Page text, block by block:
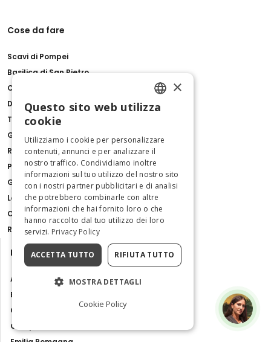
Cose da fare
Scavi di Pompei
Basilica di San Pietro
Colosseo
Duomo di Milano
Torre di Pisa
Galleria Borghese
Reggia di Caserta
Palazzo Barberini
Giro in Gondola a Venezia con Commento
Lago di Como, Bellagio & Lugano da Milano
Catacombe di San Gennaro
Ravenna Pass
Destinazioni
Abruzzo
Basilicata
Calabria
Campania
ENGLISH
ITALIAN
×
Questo sito web utilizza
cookie
Utilizziamo i cookie per personalizzare
contenuti, annunci e per analizzare il
nostro traffico. Condividiamo inoltre
informazioni sul tuo utilizzo del nostro sito
con i nostri partner pubblicitari e di analisi
che potrebbero combinarle con altre
informazioni che hai fornito loro o che
hanno raccolto dal tuo utilizzo dei loro
servizi. Privacy Policy
ACCETTA TUTTO RIFIUTA TUTTO
MOSTRA DETTAGLI
Cookie Policy